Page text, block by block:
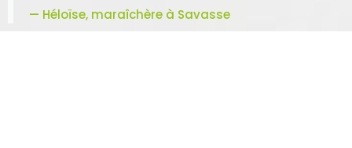
— Héloïse, maraîchère à Savasse